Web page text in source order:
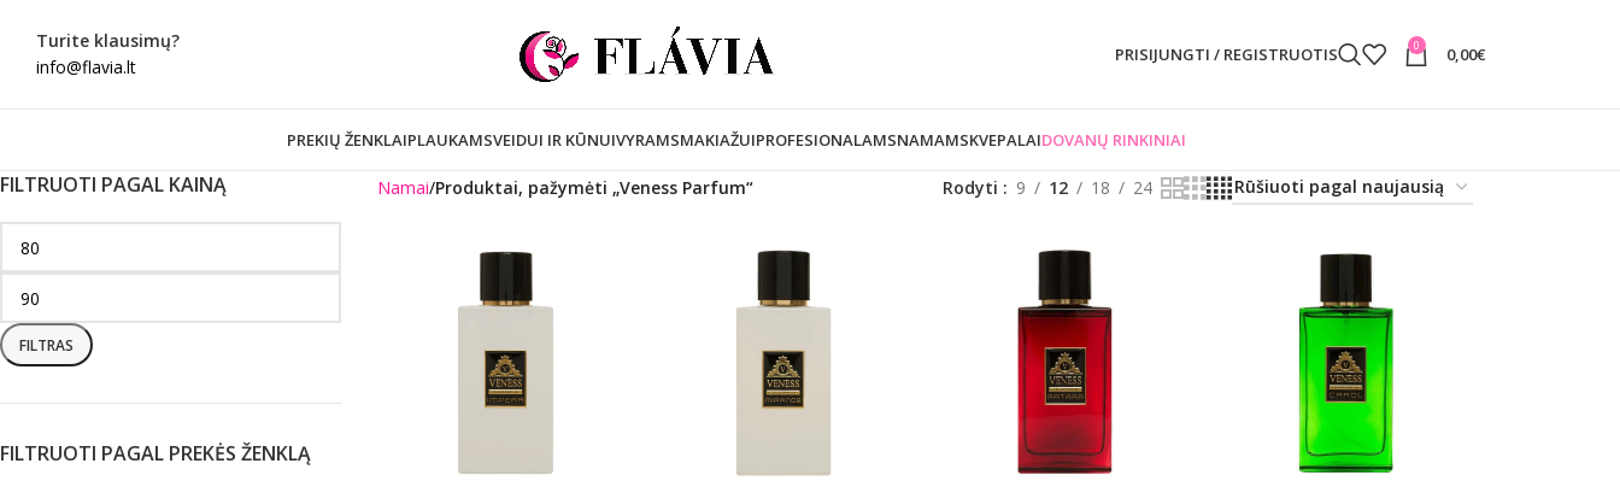
Turite klausimų?
info@flavia.lt
PRISIJUNGTI / REGISTRUOTIS 0 0,00€
PREKIŲ ŽENKLAIPLAUKAMSVEIDUI IR KŪNUIVYRAMSMAKIAŽUIPROFESIONALAMSNAMAMSKVEPALAIDOVANŲ RINKINIAI
FILTRUOTI PAGAL KAINĄ
FILTRAS
FILTRUOTI PAGAL PREKĖS ŽENKLĄ
Namai Produktai, pažymėti „Veness Parfum“ Rodyti 9 12 18 24